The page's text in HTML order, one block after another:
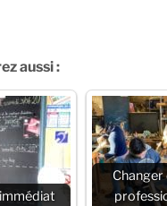
aussi :
Changer